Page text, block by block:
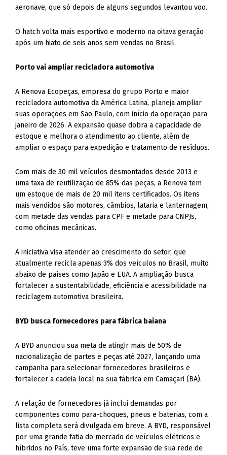
aeronave, que só depois de alguns segundos levantou voo.
O hatch volta mais esportivo e moderno na oitava geração
após um hiato de seis anos sem vendas no Brasil.
Porto vai ampliar recicladora automotiva
A Renova Ecopeças, empresa do grupo Porto e maior
recicladora automotiva da América Latina, planeja ampliar
suas operações em São Paulo, com início da operação para
janeiro de 2026. A expansão quase dobra a capacidade de
estoque e melhora o atendimento ao cliente, além de
ampliar o espaço para expedição e tratamento de resíduos.
Com mais de 30 mil veículos desmontados desde 2013 e
uma taxa de reutilização de 85% das peças, a Renova tem
um estoque de mais de 20 mil itens certificados. Os itens
mais vendidos são motores, câmbios, lataria e lanternagem,
com metade das vendas para CPF e metade para CNPJs,
como oficinas mecânicas.
A iniciativa visa atender ao crescimento do setor, que
atualmente recicla apenas 3% dos veículos no Brasil, muito
abaixo de países como Japão e EUA. A ampliação busca
fortalecer a sustentabilidade, eficiência e acessibilidade na
reciclagem automotiva brasileira.
BYD busca fornecedores para fábrica baiana
A BYD anunciou sua meta de atingir mais de 50% de
nacionalização de partes e peças até 2027, lançando uma
campanha para selecionar fornecedores brasileiros e
fortalecer a cadeia local na sua fábrica em Camaçari (BA).
A relação de fornecedores já inclui demandas por
componentes como para-choques, pneus e baterias, com a
lista completa será divulgada em breve. A BYD, responsável
por uma grande fatia do mercado de veículos elétricos e
híbridos no País, teve uma forte expansão de sua rede de